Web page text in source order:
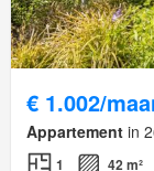
€ 1.002/
Appartement in
1
42 m²